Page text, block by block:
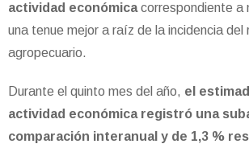
actividad económicacorrespondiente a
una tenue mejor a raíz de la incidencia del
agropecuario.
Durante el quinto mes del año, el
actividad económica registró una
comparación interanual y de 1,3 %